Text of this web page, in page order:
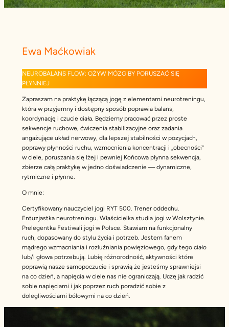
Ewa Maćkowiak
NEUROBALANS FLOW: OŻYW MÓZG BY PORUSZAĆ SIĘ
PŁYNNIEJ
Zapraszam na praktykę łączącą jogę z elementami neurotreningu,
która w przyjemny i dostępny sposób poprawia balans,
koordynację i czucie ciała. Będziemy pracować przez proste
sekwencje ruchowe, ćwiczenia stabilizacyjne oraz zadania
angażujące układ nerwowy, dla lepszej stabilności w pozycjach,
poprawy płynności ruchu, wzmocnienia koncentracji i „obecności”
w ciele, poruszania się lżej i pewniej Końcowa płynna sekwencja,
zbierze całą praktykę w jedno doświadczenie — dynamiczne,
rytmiczne i płynne.
O mnie:
Certyfikowany nauczyciel jogi RYT 500. Trener oddechu.
Entuzjastka neurotreningu. Właścicielka studia jogi w Wolsztynie.
Prelegentka Festiwali jogi w Polsce. Stawiam na funkcjonalny
ruch, dopasowany do stylu życia i potrzeb. Jestem fanem
mądrego wzmacniania i rozluźniania powięziowego, gdy tego ciało
lub/i głowa potrzebują. Lubię różnorodność, aktywności które
poprawią nasze samopoczucie i sprawią że jesteśmy sprawniejsi
na co dzień, a napięcia w ciele nas nie ograniczają. Uczę jak radzić
sobie napięciami i jak poprzez ruch poradzić sobie z
dolegliwościami bólowymi na co dzień.